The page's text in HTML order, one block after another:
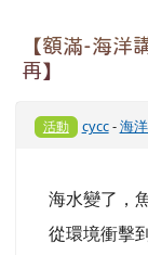
【額滿-海洋
再】
活動 cycc-海
海水變了，
從環境衝擊